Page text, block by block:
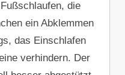
die
ein Abklemmen
das Einschlafen
verhindern. Der